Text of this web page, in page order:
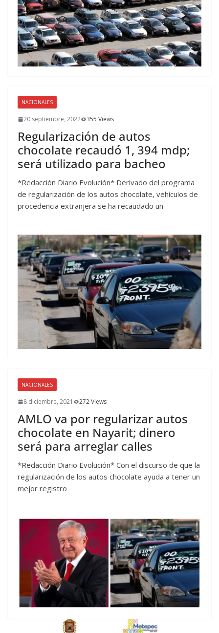
NACIONALES
20 septiembre, 2022 355 Views
Regularización de autos
chocolate recaudó 1, 394 mdp;
será utilizado para bacheo
*Redacción Diario Evolución* Derivado del programa
de regularización de los autos chocolate, vehículos de
procedencia extranjera se ha recaudado un
NACIONALES
8 diciembre, 2021 272 Views
AMLO va por regularizar autos
chocolate en Nayarit; dinero
será para arreglar calles
*Redacción Diario Evolución* Con el discurso de que la
regularización de los autos chocolate ayuda a tener un
mejor registro